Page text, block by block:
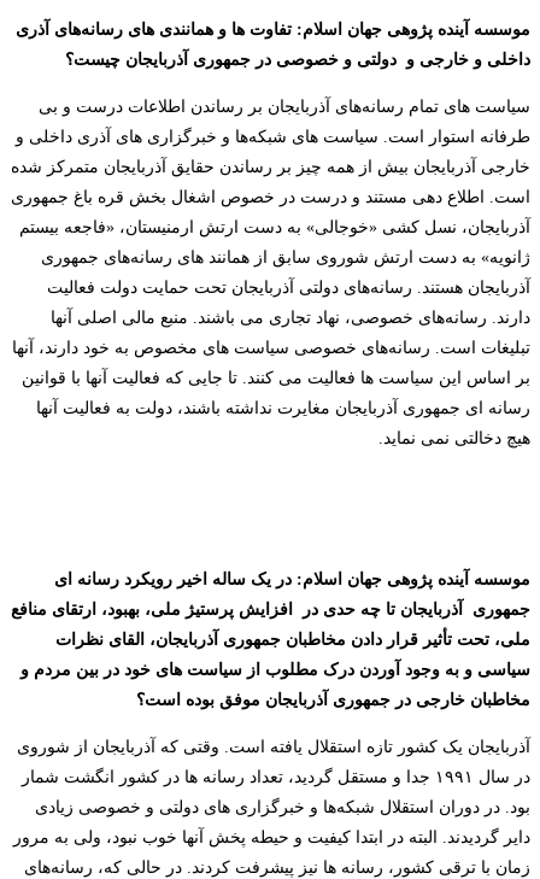
موسسه آینده پژوهی جهان اسلام: تفاوت ها و همانندی های رسانه‌های آذری
داخلی و خارجی و دولتی و خصوصی در جمهوری آذربایجان چیست؟
سیاست های تمام رسانه‌های آذربایجان بر رساندن اطلاعات درست و بی
طرفانه استوار است. سیاست های شبکه‌ها و خبرگزاری های آذری داخلی و
خارجی آذربایجان بیش از همه چیز بر رساندن حقایق آذربایجان متمرکز شده
است. اطلاع دهی مستند و درست در خصوص اشغال بخش قره باغ جمهوری
آذربایجان، نسل کشی «خوجالی» به دست ارتش ارمنیستان، «فاجعه بیستم
ژانویه» به دست ارتش شوروی سابق از همانند های رسانه‌های جمهوری
آذربایجان هستند. رسانه‌های دولتی آذربایجان تحت حمایت دولت فعالیت
دارند. رسانه‌های خصوصی، نهاد تجاری می باشند. منبع مالی اصلی آنها
تبلیغات است. رسانه‌های خصوصی سیاست های مخصوص به خود دارند، آنها
بر اساس این سیاست ها فعالیت می کنند. تا جایی که فعالیت آنها با قوانین
رسانه ای جمهوری آذربایجان مغایرت نداشته باشند، دولت به فعالیت آنها
هیچ دخالتی نمی نماید.
موسسه آینده پژوهی جهان اسلام: در یک ساله اخیر رویکرد رسانه ای
جمهوری آذربایجان تا چه حدی در افزایش پرستیژ ملی، بهبود، ارتقای منافع
ملی، تحت تأثیر قرار دادن مخاطبان جمهوری آذربایجان، القای نظرات
سیاسی و به وجود آوردن درک مطلوب از سیاست های خود در بین مردم و
مخاطبان خارجی در جمهوری آذربایجان موفق بوده است؟
آذربایجان یک کشور تازه استقلال یافته است. وقتی که آذربایجان از شوروی
در سال ۱۹۹۱ جدا و مستقل گردید، تعداد رسانه ها در کشور انگشت شمار
بود. در دوران استقلال شبکه‌ها و خبرگزاری های دولتی و خصوصی زیادی
دایر گردیدند. البته در ابتدا کیفیت و حیطه پخش آنها خوب نبود، ولی به مرور
زمان با ترقی کشور، رسانه ها نیز پیشرفت کردند. در حالی که، رسانه‌های